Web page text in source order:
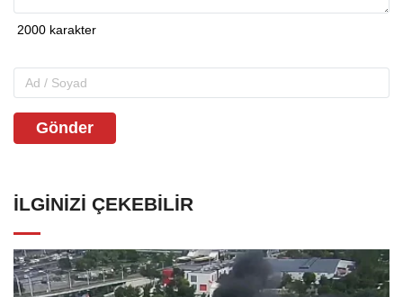
Gönder
İLGINIZI ÇEKEBILIR